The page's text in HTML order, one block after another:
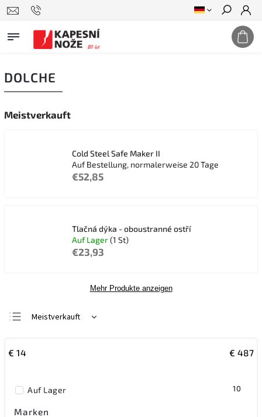
Suchen
DOLCHE
Meistverkauft
Cold Steel Safe Maker II
Auf Bestellung, normalerweise 20 Tage
€52,85
Tlačná dýka - oboustranné ostří
Auf Lager(1 St)
€23,93
Mehr Produkte anzeigen
Meistverkauft
Alphabetisch
€ 14 € 487
Auf Lager 10
Marken